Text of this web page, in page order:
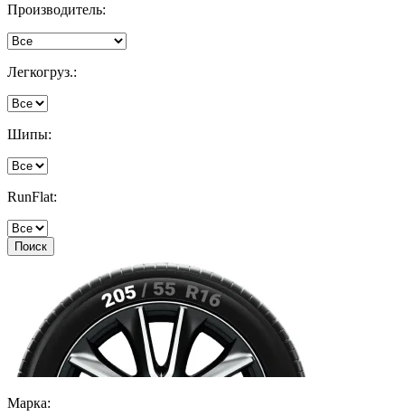
Производитель:
Легкогруз.:
Шипы:
RunFlat:
Поиск
Марка: